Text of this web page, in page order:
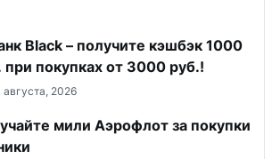
Black – получите кэшбэк 1000
при покупках от 3000 руб.!
2026
мили Аэрофлот за покупки